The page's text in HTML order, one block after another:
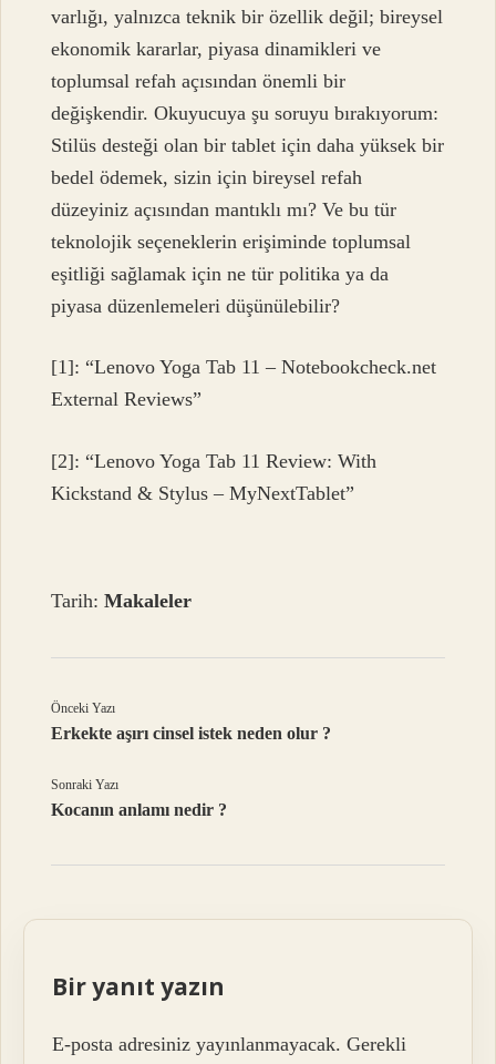
varlığı, yalnızca teknik bir özellik değil; bireysel
ekonomik kararlar, piyasa dinamikleri ve
toplumsal refah açısından önemli bir
değişkendir. Okuyucuya şu soruyu bırakıyorum:
Stilüs desteği olan bir tablet için daha yüksek bir
bedel ödemek, sizin için bireysel refah
düzeyiniz açısından mantıklı mı? Ve bu tür
teknolojik seçeneklerin erişiminde toplumsal
eşitliği sağlamak için ne tür politika ya da
piyasa düzenlemeleri düşünülebilir?
[1]: “Lenovo Yoga Tab 11 – Notebookcheck.net
External Reviews”
[2]: “Lenovo Yoga Tab 11 Review: With
Kickstand & Stylus – MyNextTablet”
Tarih:Makaleler
Önceki Yazı
Erkekte aşırı cinsel istek neden olur ?
Sonraki Yazı
Kocanın anlamı nedir ?
Bir yanıt yazın
E-posta adresiniz yayınlanmayacak. Gerekli